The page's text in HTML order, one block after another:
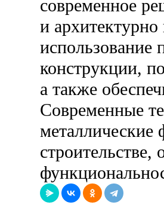
современное
и
использование
конструкции,
а также
Современные
строительстве,